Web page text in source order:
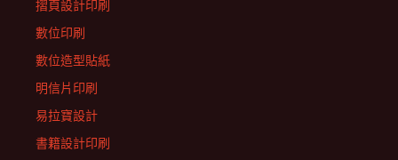
摺頁設計印刷
數位印刷
數位造型貼紙
明信片印刷
易拉寶設計
書籍設計印刷